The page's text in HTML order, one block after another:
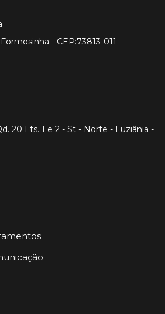
- CEP:73813-011 -
20 Lts. 1 e 2 - St - Norte - Luziânia -